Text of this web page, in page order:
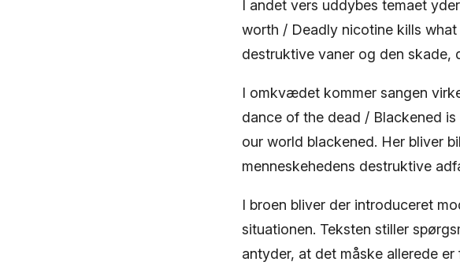
I andet vers uddybes temaet
worth / Deadly nicotine kills
destruktive vaner og den skade,
I omkvædet kommer sangen
dance of the dead / Blackened
our world blackened. Her bliver
menneskehedens destruktive
I broen bliver der introduceret
situationen. Teksten stiller
antyder, at det måske allerede